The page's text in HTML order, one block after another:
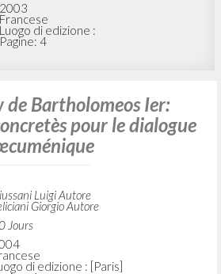
2003
Francese
Luogo di edizione :
Pagine: 4
de Bartholomeos Ier:
pour le dialogue
Luigi Autore
Giorgio Autore
Jours
di edizione : [Paris]